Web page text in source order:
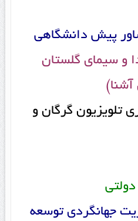
پیش دانشگاهی
و سیمای گلستان
تلویزیون گرگان و
جهانگردی توسعه